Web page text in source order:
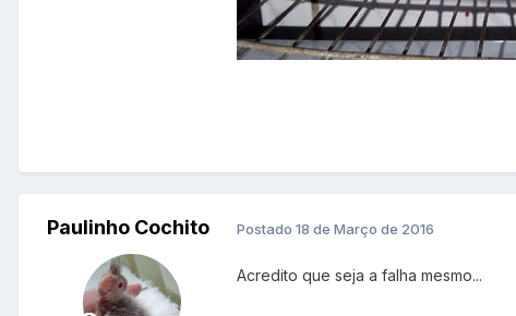
Paulinho Cochito Postado 18 de Março de 2016
Acredito que seja a falha mesmo...